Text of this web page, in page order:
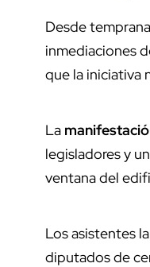
Desde
inmediaciones
que la iniciativa
La
legisladores y
ventana del
Los asistentes
diputados de